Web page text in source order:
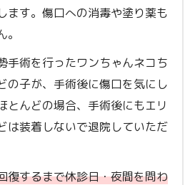
ます。傷口への消毒や塗り薬も
手術を行ったワンちゃんネコち
の子が、手術後に傷口を気にし
とんどの場合、手術後にもエリ
は装着しないで退院していただ
復するまで休診日・夜間を問わ